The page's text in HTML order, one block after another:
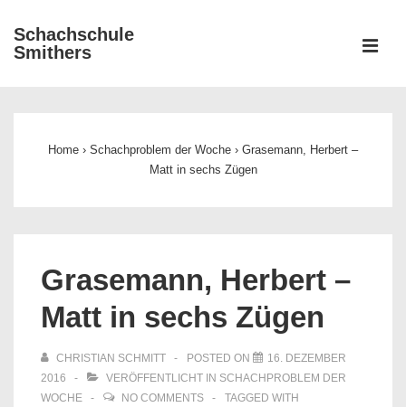
Zum
Inhalt
Schachschule
Smithers
Home › Schachproblem der Woche › Grasemann, Herbert –
Matt in sechs Zügen
Grasemann, Herbert –
Matt in sechs Zügen
CHRISTIAN SCHMITT POSTED ON
16. DEZEMBER
2016
VERÖFFENTLICHT IN SCHACHPROBLEM DER
WOCHE
NO COMMENTS
TAGGED WITH